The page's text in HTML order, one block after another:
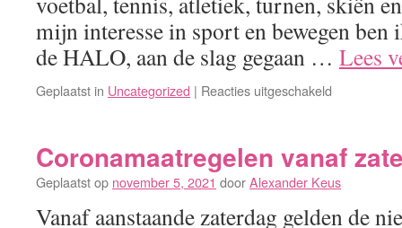
mijn interesse in sport en bewegen ben
de HALO, aan de slag gegaan … Lees
Geplaatst in Uncategorized | Reacties uitgeschakeld
een
nieuw
bij
Coronamaatregelen vanaf
Geplaatst op november 5, 2021 doorAlexander Keus
Vanaf aanstaande zaterdag gelden de